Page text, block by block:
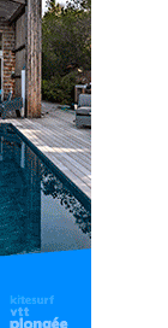
ET DU
PROCHE DE
LA SAÔNE
ET